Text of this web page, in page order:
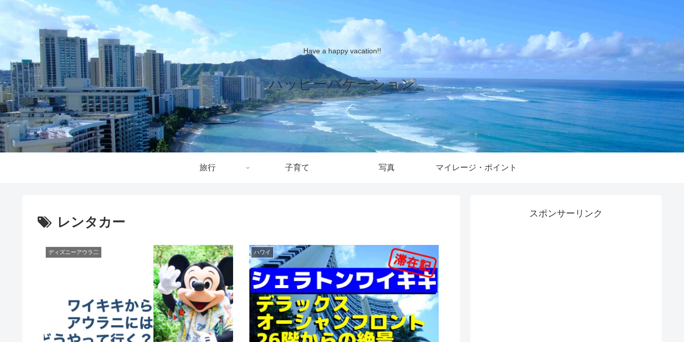
Have a happy vacation!!
ハッピーバケーション
旅行 子育て 写真 マイレージ・ポイント
レンタカー
ディズニーアウラ二 ハワイ
スポンサーリンク